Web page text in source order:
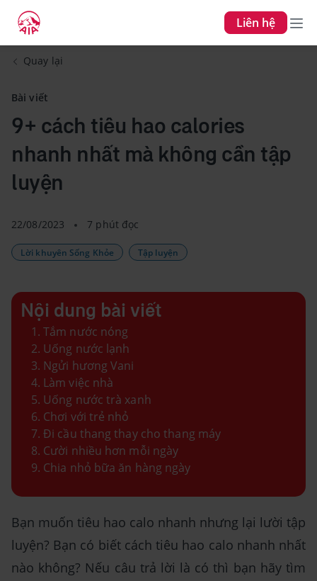
Liên hệ
Quay lại
Bài viết
9+ cách tiêu hao calories
nhanh nhất mà không cần tập
luyện
22/08/2023 7 phút đọc
Lời khuyên Sống Khỏe Tập luyện
Nội dung bài viết
Tắm nước nóng
Uống nước lạnh
Ngửi hương Vani
Làm việc nhà
Uống nước trà xanh
Chơi với trẻ nhỏ
Đi cầu thang thay cho thang máy
Cười nhiều hơn mỗi ngày
Chia nhỏ bữa ăn hàng ngày
Bạn muốn tiêu hao calo nhanh nhưng lại lười tập
luyện? Bạn có biết cách tiêu hao calo nhanh nhất
nào không? Nếu câu trả lời là có thì bạn hãy tìm